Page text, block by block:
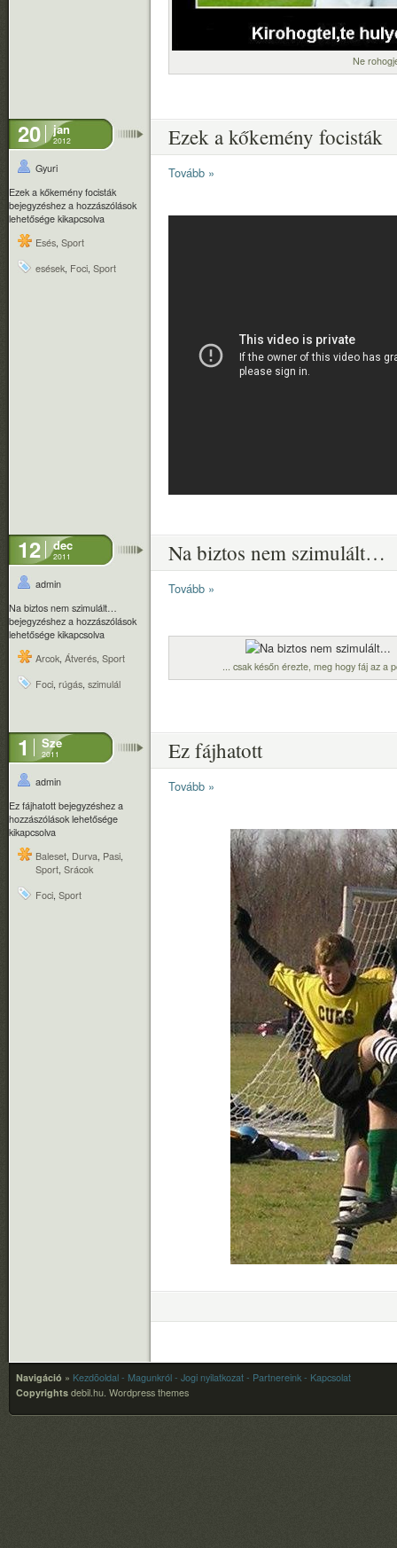
Ne
20 jan
2012
Gyuri
Ezek a kőkemény focisták
bejegyzéshez a hozzászólások
lehetősége kikapcsolva
Esés Sport
esések Foci Sport
Ezek a kőkemény focisták
Tovább »
12 dec
2011
admin
Na biztos nem szimulált…
bejegyzéshez a hozzászólások
lehetősége kikapcsolva
Arcok Átverés Sport
Foci rúgás szimulál
Na biztos nem szimulált…
Tovább »
... csak későn érezte, meg hogy fáj az a
1 Sze
2011
admin
Ez fájhatott bejegyzéshez a
hozzászólások lehetősége
kikapcsolva
Baleset Durva Pasi
Sport Srácok
Foci Sport
Ez fájhatott
Tovább »
Navigáció » Kezdõoldal - Magunkról - Jogi nyilatkozat - Partnereink - Kapcsolat
Copyrights debil.hu. Wordpress themes